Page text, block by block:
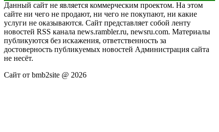
Данный сайт не является коммерческим проектом. На этом
сайте ни чего не продают, ни чего не покупают, ни какие
услуги не оказываются. Сайт представляет собой ленту
новостей RSS канала news.rambler.ru, newsru.com. Материалы
публикуются без искажения, ответственность за
достоверность публикуемых новостей Администрация сайта
не несёт.
Сайт от bmb2site @ 2026